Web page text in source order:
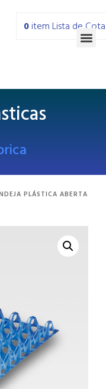
0item Lista de
PLÁSTICA ABERTA